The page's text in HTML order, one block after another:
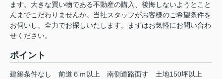
ます。大きな買い物である不動産の購入、後悔しないようとこと
んまでこだわりませんか。当社スタッフがお客様のご希望条件を
お伺いし、全力でお探しいたします。まずはお気軽にお問い合わ
せください。
ポイント
建築条件なし 前道６ｍ以上 南側道路面す 土地150坪以上